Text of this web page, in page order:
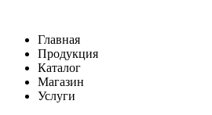
Главная
Продукция
Каталог
Магазин
Услуги